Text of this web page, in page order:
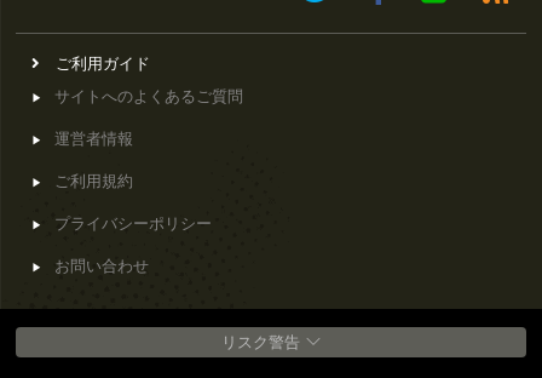
ご利用ガイド
サイトへのよくあるご質問
運営者情報
ご利用規約
プライバシーポリシー
お問い合わせ
リスク警告